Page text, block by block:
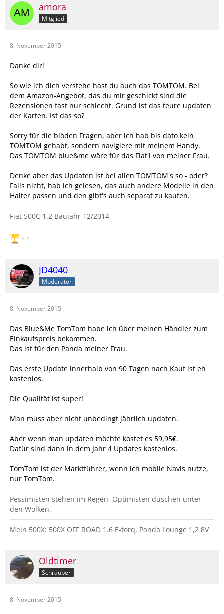
amora
Mitglied
8. November 2015
Danke dir!
So wie ich dich verstehe hast du auch das TOMTOM. Bei
dem Amazon-Angebot, das du mir geschickt sind die
Rezensionen fast nur schlecht. Grund ist das teure updaten
der Karten. Ist das so?
Sorry für die blöden Fragen, aber ich hab bis dato kein
TOMTOM gehabt, sondern navigiere mit meinem Handy.
Das TOMTOM blue&me wäre für das Fiat'l von meiner Frau.
Denke aber das Updaten ist bei allen TOMTOM's so - oder?
Falls nicht, hab ich gelesen, das auch andere Modelle in den
Halter passen und den gibt's auch separat zu kaufen.
Fiat 500C 1.2 Baujahr 12/2014
1
JD4040
Moderator
8. November 2015
Das Blue&Me TomTom habe ich über meinen Händler zum
Einkaufspreis bekommen.
Das ist für den Panda meiner Frau.
Das erste Update innerhalb von 90 Tagen nach Kauf ist eh
kostenlos.
Die Qualität ist super!
Man muss aber nicht unbedingt jährlich updaten.
Aber wenn man updaten möchte kostet es 59,95€.
Dafür sind dann in dem Jahr 4 Updates kostenlos.
TomTom ist der Marktführer, wenn ich mobile Navis nutze,
nur TomTom.
Pessimisten stehen im Regen, Optimisten duschen unter
den Wolken.
Mein 500X: 500X OFF ROAD 1.6 E-torq, Panda Lounge 1,2 8V
Oldtimer
Schrauber
8. November 2015